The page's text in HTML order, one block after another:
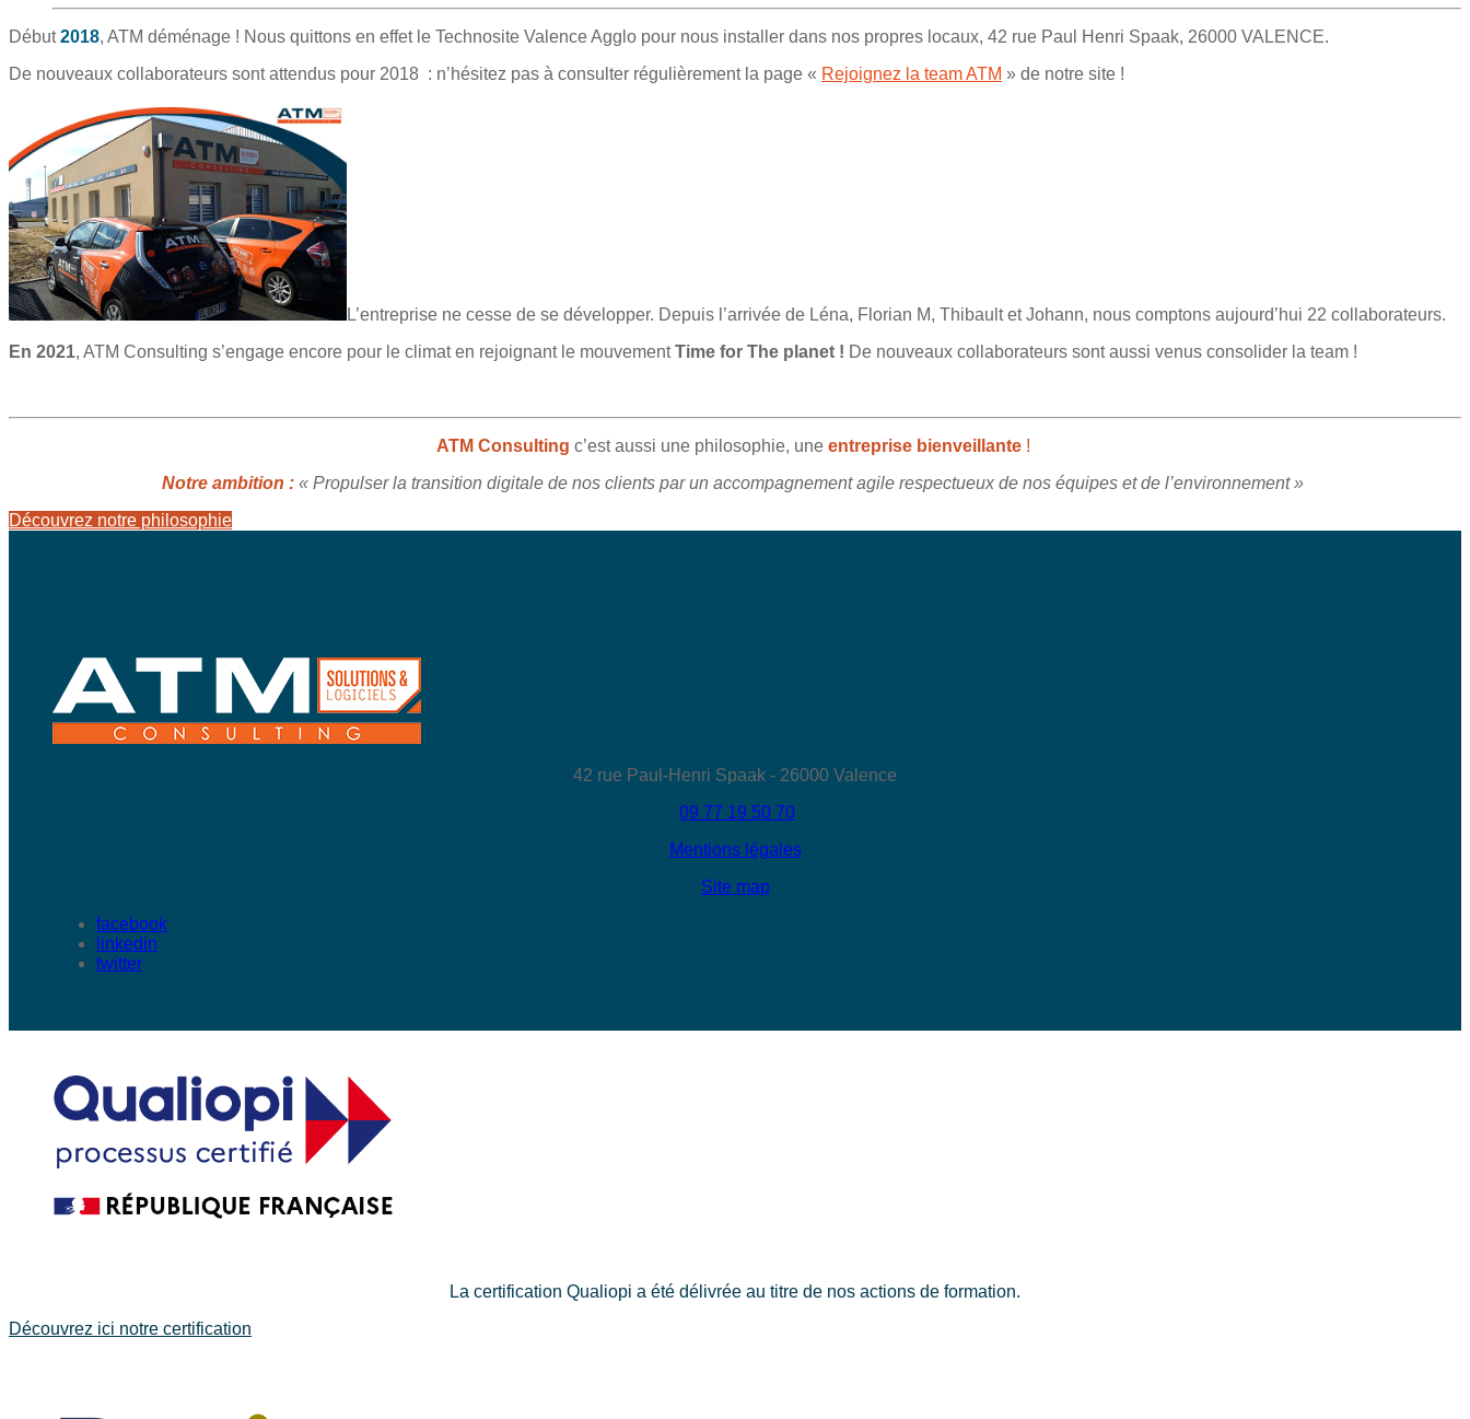
Début2018, ATM déménage ! Nous quittons en effet le Technosite Valence Agglo pour nous installer dans nos propres locaux, 42 rue Paul Henri Spaak, 26000 VALENCE.
De nouveaux collaborateurs sont attendus pour 2018 : n’hésitez pas à consulter régulièrement la page « Rejoignez la team ATM » de notre site !
L’entreprise ne cesse de se développer. Depuis l’arrivée de Léna, Florian M, Thibault et Johann, nous comptons aujourd’hui 22 collaborateurs.
En 2021, ATM Consulting s’engage encore pour le climat en rejoignant le mouvementTime for The planet ! De nouveaux collaborateurs sont aussi venus consolider la team !
ATM Consulting c’est aussi une philosophie, une entreprise bienveillante!
Notre ambition : « Propulser la transition digitale de nos clients par un accompagnement agile respectueux de nos équipes et de l’environnement »
Découvrez notre philosophie
42 rue Paul-Henri Spaak - 26000 Valence
09 77 19 50 70
Mentions légales
Site map
facebook
linkedin
twitter
La certification Qualiopi a été délivrée au titre de nos actions de formation.
Découvrez ici notre certification